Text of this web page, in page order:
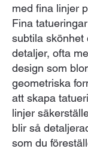
med fina linjer
Fina
subtila skönhet
detaljer, ofta
design som
geometriska
att skapa
linjer
blir så
som du